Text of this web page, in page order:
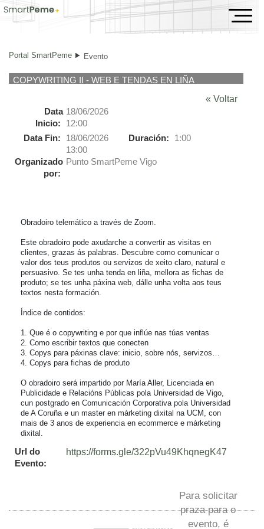
Evento
Portal SmartPeme Evento
COPYWRITING II - WEB E TENDAS EN LIÑA
« Voltar
Data
Inicio:
18/06/2026
12:00
Data Fin:
18/06/2026
13:00
Duración: 1:00
Organizado
por:
Punto SmartPeme Vigo
Obradoiro telemático a través de Zoom.
Este obradoiro pode axudarche a convertir as visitas en
clientes, grazas ás palabras. Descubre como comunicar o
valor dos teus produtos ou servizos de xeito claro, natural e
persuasivo. Se tes unha tenda en liña, mellora as fichas de
produto; se tes unha páxina web, dálle unha volta aos teus
textos nesta formación.
Índice de contidos:
1. Que é o copywriting e por que inflúe nas túas ventas
2. Como escribir textos que conecten
3. Copys para páxinas clave: inicio, sobre nós, servizos…
4. Copys para fichas de produto
O obradoiro será impartido por María Aller, Licenciada en
Publicidade e Relacións Públicas pola Universidad de Vigo,
cun postgrado en Comunicación Corporativa pola Universidad
de A Coruña e un master en márketing dixital na UCM, con
mais de 3 anos de experiencia en ecommerce e márketing
dixital.
Url do
Evento:
https://forms.gle/322pVu49KhqnegK47
Para solicitar
praza para o
evento, é